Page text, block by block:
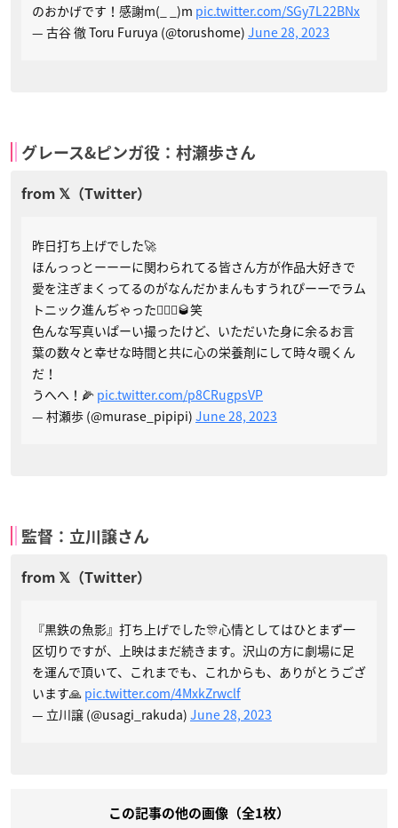
のおかげです！感謝m(_ _)m pic.twitter.com/SGy7L22BNx
— 古谷 徹 Toru Furuya (@torushome) June 28, 2023
グレース&ピンガ役：村瀬歩さん
昨日打ち上げでした🚀
ほんっっとーーーに関わられてる皆さん方が作品大好きで
愛を注ぎまくってるのがなんだかまんもすうれぴーーでラム
トニック進んぢゃった🙋🏾‍♂️🥃笑
色んな写真いぱーい撮ったけど、いただいた身に余るお言
葉の数々と幸せな時間と共に心の栄養剤にして時々覗くん
だ！
うへへ！🌽 pic.twitter.com/p8CRugpsVP
— 村瀬歩 (@murase_pipipi) June 28, 2023
監督：立川譲さん
『黒鉄の魚影』打ち上げでした🎊心情としてはひとまず一
区切りですが、上映はまだ続きます。沢山の方に劇場に足
を運んで頂いて、これまでも、これからも、ありがとうござ
います🙏 pic.twitter.com/4MxkZrwclf
— 立川譲 (@usagi_rakuda) June 28, 2023
この記事の他の画像（全1枚）